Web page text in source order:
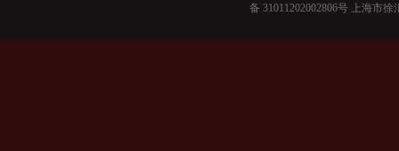
备 31011202002806号 上海市